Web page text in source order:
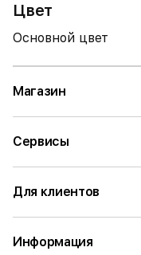
Цвет
Основной цвет
Магазин
Сервисы
Для клиентов
Информация